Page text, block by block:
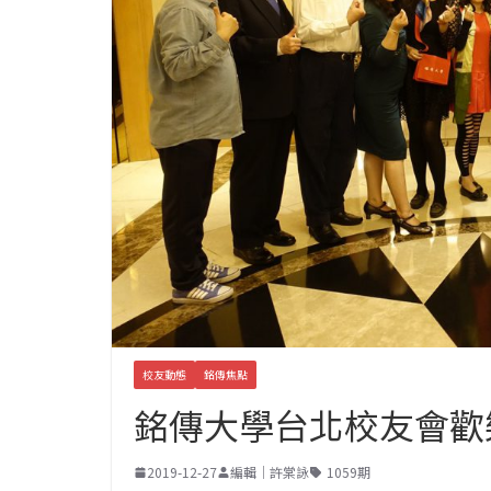
校友動態 銘傳焦點
銘傳大學台北校友會
2019-12-27 編輯｜許棠詠 1059期